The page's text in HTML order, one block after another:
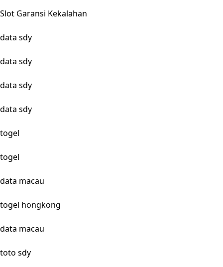
Slot Garansi Kekalahan
data sdy
data sdy
data sdy
data sdy
togel
togel
data macau
togel hongkong
data macau
toto sdy